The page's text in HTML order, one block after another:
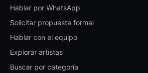
Hablar por WhatsApp
Solicitar propuesta formal
Hablar con el equipo
Explorar artistas
Buscar por categoría